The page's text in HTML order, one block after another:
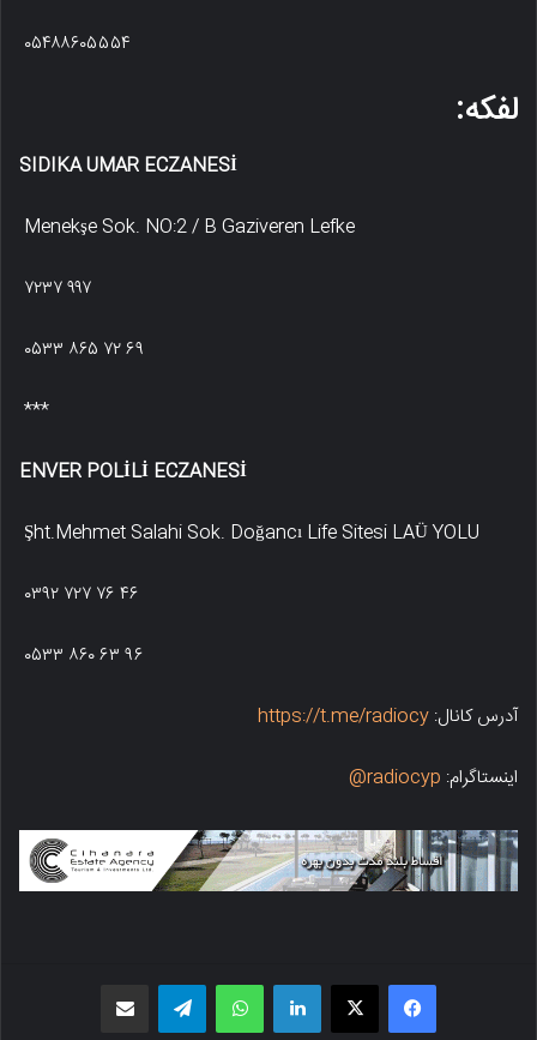
۰۵۴۸۸۶۰۵۵۵۴
لفکه:
SIDIKA UMAR ECZANESİ
Menekşe Sok. NO:2 / B Gaziveren Lefke
۷۲۳۷ ۹۹۷
۰۵۳۳ ۸۶۵ ۷۲ ۶۹
***
ENVER POLİLİ ECZANESİ
Şht.Mehmet Salahi Sok. Doğancı Life Sitesi LAÜ YOLU
۰۳۹۲ ۷۲۷ ۷۶ ۴۶
۰۵۳۳ ۸۶۰ ۶۳ ۹۶
آدرس کانال: https://t.me/radiocy
اینستاگرام: radiocyp@
فیسبوک X لینکدین واتس اپ تلگرام